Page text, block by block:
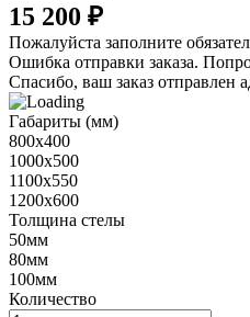
15 200 ₽
Пожалуйста заполните
Ошибка отправки заказа.
Спасибо, ваш заказ отправлен
Габариты (мм)
800x400
1000х500
1100х550
1200х600
Толщина стелы
50мм
80мм
100мм
Количество